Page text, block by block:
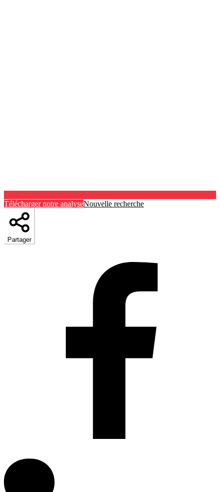
Télécharger notre analyseNouvelle recherche
Partager